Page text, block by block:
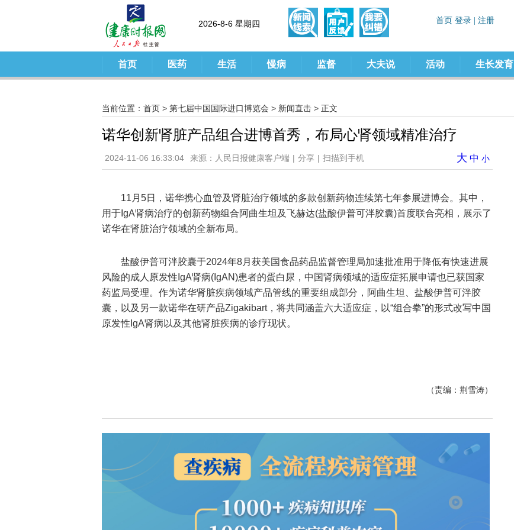
2026-8-6 星期四
首页 医药 生活 慢病 监督 大夫说 活动 生长发育
当前位置： 首页 > 第七届中国国际进口博览会 > 新闻直击 > 正文
诺华创新肾脏产品组合进博首秀，布局心肾领域精准治疗
2024-11-06 16:33:04 来源：人民日报健康客户端 | 分享 | 扫描到手机 大 中 小
11月5日，诺华携心血管及肾脏治疗领域的多款创新药物连续第七年参展进博会。其中，
用于IgA肾病治疗的创新药物组合阿曲生坦及飞赫达(盐酸伊普可泮胶囊)首度联合亮相，展示了
诺华在肾脏治疗领域的全新布局。
盐酸伊普可泮胶囊于2024年8月获美国食品药品监督管理局加速批准用于降低有快速进展
风险的成人原发性IgA肾病(IgAN)患者的蛋白尿，中国肾病领域的适应症拓展申请也已获国家
药监局受理。作为诺华肾脏疾病领域产品管线的重要组成部分，阿曲生坦、盐酸伊普可泮胶
囊，以及另一款诺华在研产品Zigakibart，将共同涵盖六大适应症，以“组合拳”的形式改写中国
原发性IgA肾病以及其他肾脏疾病的诊疗现状。
（责编：荆雪涛）